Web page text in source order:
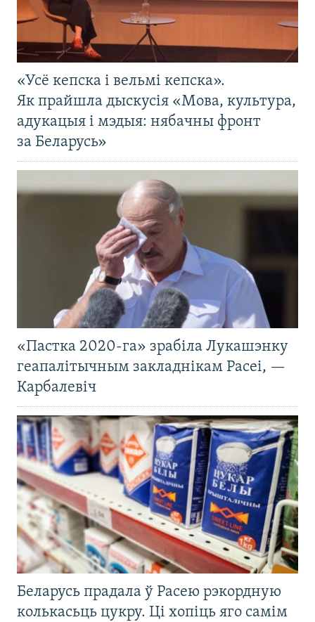
«Усё кепска і вельмі кепска».
Як прайшла дыскусія «Мова, культура,
адукацыя і мэдыя: нябачны фронт
за Беларусь»
«Пастка 2020-га» зрабіла Лукашэнку
геапалітычным закладнікам Расеі, —
Карбалевіч
Беларусь прадала ў Расею рэкордную
колькасьць цукру. Ці хопіць яго самім